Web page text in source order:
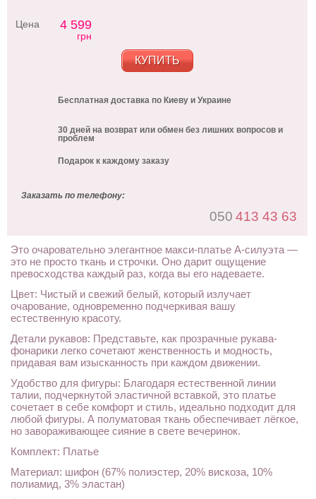
Цена 4 599
грн
КУПИТЬ
Бесплатная доставка по Киеву и Украине
30 дней на возврат или обмен без лишних вопросов и
проблем
Подарок к каждому заказу
Заказать по телефону:
050 413 43 63
Это очаровательно элегантное макси-платье А-силуэта —
это не просто ткань и строчки. Оно дарит ощущение
превосходства каждый раз, когда вы его надеваете.
Цвет: Чистый и свежий белый, который излучает
очарование, одновременно подчеркивая вашу
естественную красоту.
Детали рукавов: Представьте, как прозрачные рукава-
фонарики легко сочетают женственность и модность,
придавая вам изысканность при каждом движении.
Удобство для фигуры: Благодаря естественной линии
талии, подчеркнутой эластичной вставкой, это платье
сочетает в себе комфорт и стиль, идеально подходит для
любой фигуры. А полуматовая ткань обеспечивает лёгкое,
но завораживающее сияние в свете вечеринок.
Комплект: Платье
Материал: шифон (67% полиэстер, 20% вискоза, 10%
полиамид, 3% эластан)